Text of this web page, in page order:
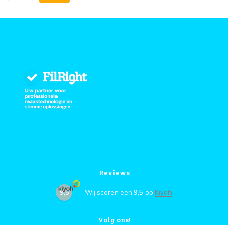
Reviews
9,5 Wij scoren een 9,5 op Kiyoh
Volg ons!